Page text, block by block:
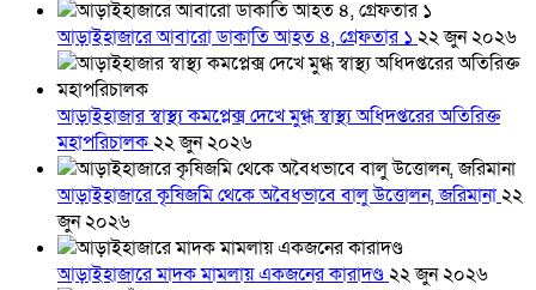
আড়াইহাজারে আবারো ডাকাতি আহত ৪, গ্রেফতার ১ ২২ জুন ২০২৬
আড়াইহাজার স্বাস্থ্য কমপ্লেক্স দেখে মুগ্ধ স্বাস্থ্য অধিদপ্তরের অতিরিক্ত
মহাপরিচালক২২ জুন ২০২৬
আড়াইহাজারে কৃষিজমি থেকে অবৈধভাবে বালু উত্তোলন, জরিমানা২২
জুন ২০২৬
আড়াইহাজারে মাদক মামলায় একজনের কারাদণ্ড২২ জুন ২০২৬